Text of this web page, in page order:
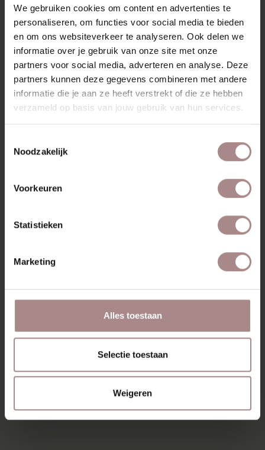
We gebruiken cookies om content en advertenties te
personaliseren, om functies voor social media te bieden
en om ons websiteverkeer te analyseren. Ook delen we
informatie over je gebruik van onze site met onze
partners voor social media, adverteren en analyse. Deze
partners kunnen deze gegevens combineren met andere
informatie die je aan ze heeft verstrekt of die ze hebben
verzameld op basis van jouw gebruik van hun services.
Noodzakelijk
Voorkeuren
Statistieken
Marketing
Alles toestaan
Selectie toestaan
Weigeren
Tempelman kasten geldt: het overbodige is weggelaten,
het ontwerp draait om pure lijnvorming.
VERPAKKING & MONTAGE
AFMETINGEN & FOLDER
ZAKELIJK
MISSCHIEN VIND JE DIT
OLGER KAST |
VANAF€ 1.355,00
RIKKE HIGHBOARD
2-DEURS | EIKEN
VANAF€ 1.799,00